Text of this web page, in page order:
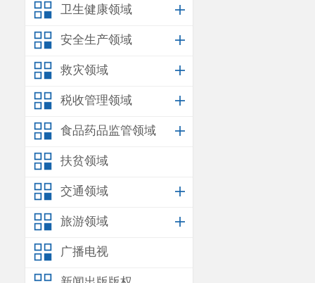
卫生健康领域
安全生产领域
救灾领域
税收管理领域
食品药品监管领域
扶贫领域
交通领域
旅游领域
广播电视